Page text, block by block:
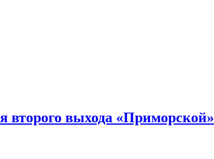
второго выхода «Приморской»